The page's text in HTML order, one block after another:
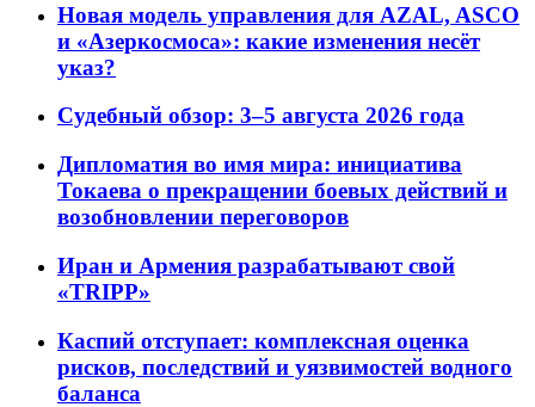
Новая модель управления для AZAL, ASCO
и «Азеркосмоса»: какие изменения несёт
указ?
Судебный обзор: 3–5 августа 2026 года
Дипломатия во имя мира: инициатива
Токаева о прекращении боевых действий и
возобновлении переговоров
Иран и Армения разрабатывают свой
«TRIPP»
Каспий отступает: комплексная оценка
рисков, последствий и уязвимостей водного
баланса